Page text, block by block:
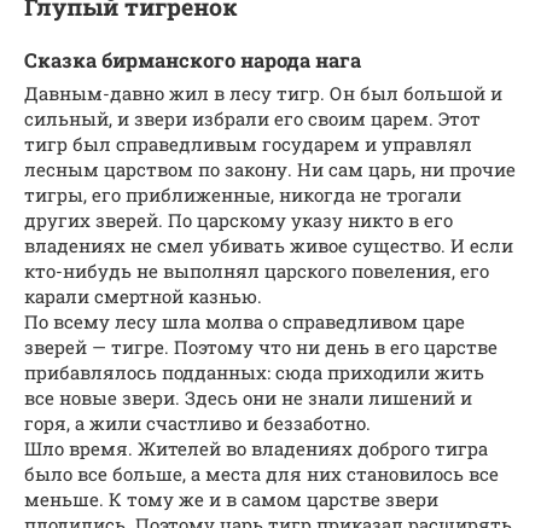
Глупый тигренок
Сказка бирманского народа нага
Давным-давно жил в лесу тигр. Он был большой и
сильный, и звери избрали его своим царем. Этот
тигр был справедливым государем и управлял
лесным царством по закону. Ни сам царь, ни прочие
тигры, его приближенные, никогда не трогали
других зверей. По царскому указу никто в его
владениях не смел убивать живое существо. И если
кто-нибудь не выполнял царского повеления, его
карали смертной казнью.
По всему лесу шла молва о справедливом царе
зверей — тигре. Поэтому что ни день в его царстве
прибавлялось подданных: сюда приходили жить
все новые звери. Здесь они не знали лишений и
горя, а жили счастливо и беззаботно.
Шло время. Жителей во владениях доброго тигра
было все больше, а места для них становилось все
меньше. К тому же и в самом царстве звери